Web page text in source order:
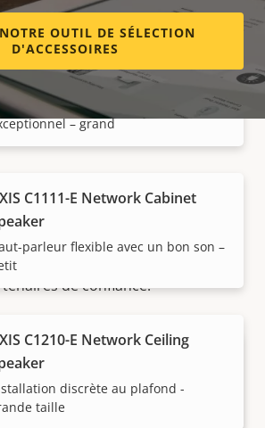
AXIS C1110-E Network Cabinet
parleur flexible avec un son
– grand
C1111-E Network Cabinet
parleur flexible avec un bon son –
C1210-E Network Ceiling
discrète au plafond -
taille
OUTIL DE SÉLECTION
D'ACCESSOIRES
Acheter
et les produits individuels sont
de manière experte par nos
de confiance.